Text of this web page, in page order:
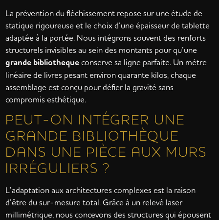
La prévention du fléchissement repose sur une étude de
statique rigoureuse et le choix d’une épaisseur de tablette
adaptée à la portée. Nous intégrons souvent des renforts
structurels invisibles au sein des montants pour qu’une
grande bibliothequeconserve sa ligne parfaite. Un mètre
linéaire de livres pesant environ quarante kilos, chaque
assemblage est conçu pour défier la gravité sans
compromis esthétique.
PEUT-ON INTÉGRER UNE
GRANDE BIBLIOTHÈQUE
DANS UNE PIÈCE AUX MURS
IRRÉGULIERS ?
L’adaptation aux architectures complexes est la raison
d’être du sur-mesure total. Grâce à un relevé laser
millimétrique, nous concevons des structures qui épousent